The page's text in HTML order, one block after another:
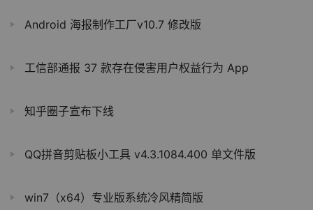
Android 海报制作工厂v10.7 修改版
工信部通报 37 款存在侵害用户权益行为 App
知乎圈子宣布下线
QQ拼音剪贴板小工具 v4.3.1084.400 单文件版
win7（x64）专业版系统冷风精简版